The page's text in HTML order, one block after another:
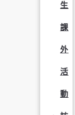
生
課
外
活
動